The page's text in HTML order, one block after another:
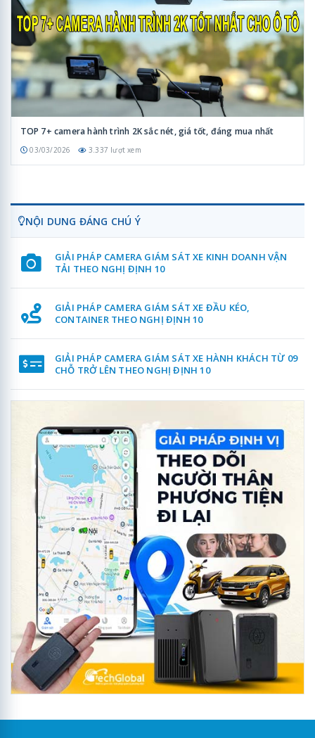
TOP 7+ camera hành trình 2K sắc nét, giá tốt, đáng mua nhất
03/03/2026 3.337 lượt xem
NỘI DUNG ĐÁNG CHÚ Ý
GIẢI PHÁP CAMERA GIÁM SÁT XE KINH DOANH VẬN
TẢI THEO NGHỊ ĐỊNH 10
GIẢI PHÁP CAMERA GIÁM SÁT XE ĐẦU KÉO,
CONTAINER THEO NGHỊ ĐỊNH 10
GIẢI PHÁP CAMERA GIÁM SÁT XE HÀNH KHÁCH TỪ 09
CHỖ TRỞ LÊN THEO NGHỊ ĐỊNH 10